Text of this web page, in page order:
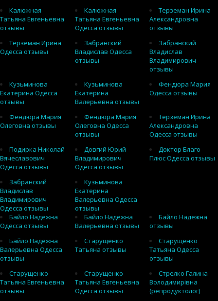
Калюжная
Татьяна Евгеньевна
отзывы
Калюжная
Татьяна Евгеньевна
Одесса отзывы
Терземан Ирина
Александровна
отзывы
Терземан Ирина
Одесса отзывы
Забранский
Владислав Одесса
отзывы
Забранский
Владислав
Владимирович
отзывы
Кузьминова
Екатерина Одесса
отзывы
Кузьминова
Екатерина
Валерьевна отзывы
Фендюра Мария
Одесса отзывы
Фендюра Мария
Олеговна отзывы
Фендюра Мария
Олеговна Одесса
отзывы
Терземан Ирина
Александровна
Одесса отзывы
Подирка Николай
Вячеславович
Одесса отзывы
Довгий Юрий
Владимирович
Одесса отзывы
Доктор Благо
Плюс Одесса отзывы
Забранский
Владислав
Владимирович
Одесса отзывы
Кузьминова
Екатерина
Валерьевна Одесса
отзывы
Байло Надежна
Одесса отзывы
Байло Надежна
Валерьевна отзывы
Байло Надежна
отзывы
Байло Надежна
Валерьевна Одесса
отзывы
Старущенко
Татьяна отзывы
Старущенко
Татьяна Одесса
отзывы
Старущенко
Татьяна Евгеньевна
отзывы
Старущенко
Татьяна Евгеньевна
Одесса отзывы
Стрелко Галина
Володимирівна
(репродуктолог)